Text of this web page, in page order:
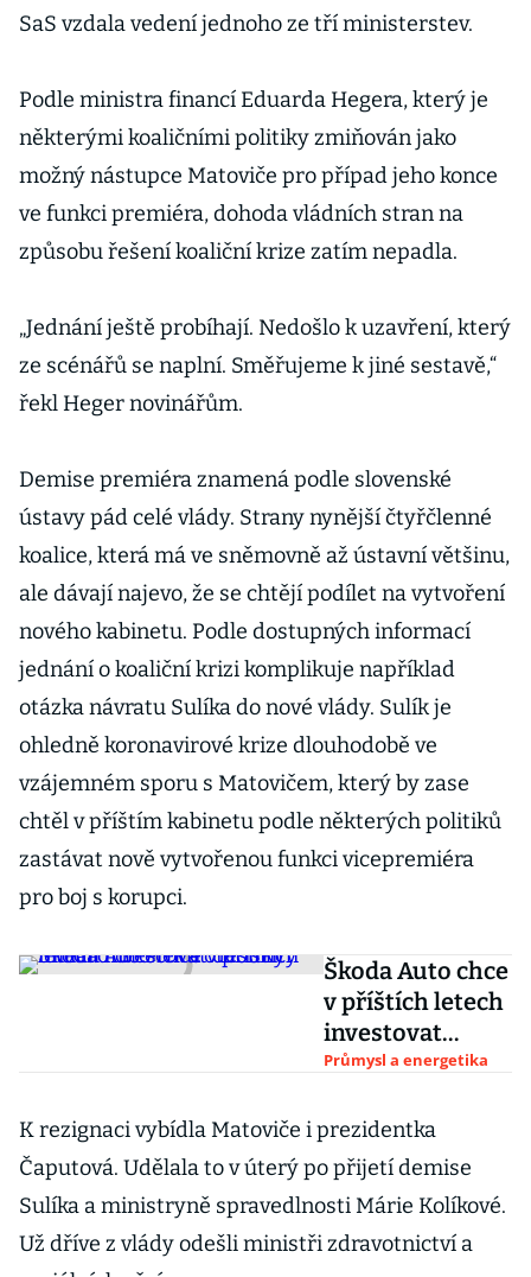
SaS vzdala vedení jednoho ze tří ministerstev.
Podle ministra financí Eduarda Hegera, který je
některými koaličními politiky zmiňován jako
možný nástupce Matoviče pro případ jeho konce
ve funkci premiéra, dohoda vládních stran na
způsobu řešení koaliční krize zatím nepadla.
„Jednání ještě probíhají. Nedošlo k uzavření, který
ze scénářů se naplní. Směřujeme k jiné sestavě,“
řekl Heger novinářům.
Demise premiéra znamená podle slovenské
ústavy pád celé vlády. Strany nynější čtyřčlenné
koalice, která má ve sněmovně až ústavní většinu,
ale dávají najevo, že se chtějí podílet na vytvoření
nového kabinetu. Podle dostupných informací
jednání o koaliční krizi komplikuje například
otázka návratu Sulíka do nové vlády. Sulík je
ohledně koronavirové krize dlouhodobě ve
vzájemném sporu s Matovičem, který by zase
chtěl v příštím kabinetu podle některých politiků
zastávat nově vytvořenou funkci vicepremiéra
pro boj s korupci.
Škoda Auto chce
v příštích letech
investovat
desítky miliard
elektromobility
Průmysl a energetika
K rezignaci vybídla Matoviče i prezidentka
Čaputová. Udělala to v úterý po přijetí demise
Sulíka a ministryně spravedlnosti Márie Kolíkové.
Už dříve z vlády odešli ministři zdravotnictví a